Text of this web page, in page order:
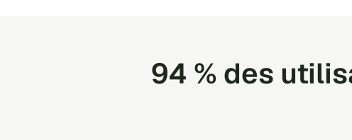
94 % des